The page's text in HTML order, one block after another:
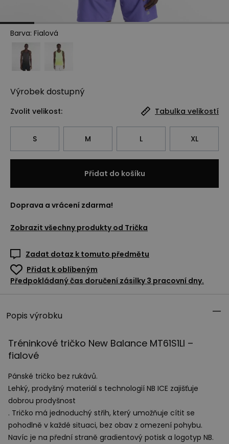
Barva: Fialová
Výrobek dostupný
Zvolit velikost: Tabulka velikostí
S M L XL
Přidat do košíku
Doprava a vrácení zdarma!
Zobrazit všechny produkty od Trička
Zadat dotaz k tomuto předmětu
Přidat k oblíbeným
Předpokládaný čas doručení zásilky 3 pracovní dny.
Popis výrobku
Tréninkové tričko New Balance MT61S1LI –
fialové
Pánské tričko bez rukávů.
Lehký, prodyšný materiál s technologií NB ICE zajišťuje
dobrou prodyšnost
. Tričko má jednoduchý střih, který umožňuje cítit se
pohodlně v každé situaci, bez obav z omezení pohybu.
Navíc je na přední straně gradientový potisk a logotyp NB.